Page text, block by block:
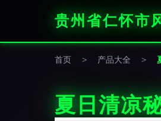
贵州省仁怀市
首页 > 产品大全 >
夏日清凉